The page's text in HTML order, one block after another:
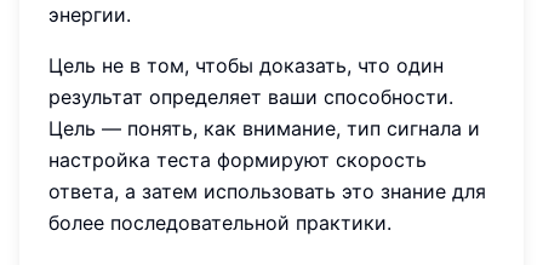
энергии.
Цель не в том, чтобы доказать, что один
результат определяет ваши способности.
Цель — понять, как внимание, тип сигнала и
настройка теста формируют скорость
ответа, а затем использовать это знание для
более последовательной практики.